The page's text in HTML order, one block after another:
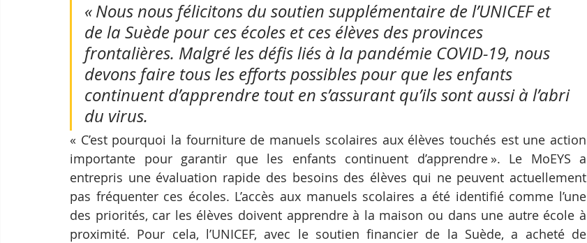
« Nous nous félicitons du soutien supplémentaire de l’UNICEF et
de la Suède pour ces écoles et ces élèves des provinces
frontalières. Malgré les défis liés à la pandémie COVID-19, nous
devons faire tous les efforts possibles pour que les enfants
continuent d’apprendre tout en s’assurant qu’ils sont aussi à l’abri
du virus.
« C’est pourquoi la fourniture de manuels scolaires aux élèves touchés est une action
importante pour garantir que les enfants continuent d’apprendre ». Le MoEYS a
entrepris une évaluation rapide des besoins des élèves qui ne peuvent actuellement
pas fréquenter ces écoles. L’accès aux manuels scolaires a été identifié comme l’une
des priorités, car les élèves doivent apprendre à la maison ou dans une autre école à
proximité. Pour cela, l’UNICEF, avec le soutien financier de la Suède, a acheté de